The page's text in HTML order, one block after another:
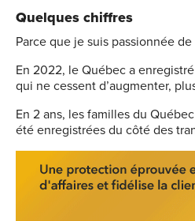
Quelques chiffres
Parce que je suis passionnée
En 2022, le Québec a
qui ne cessent d’augmenter,
​​​​​​​En 2 ans, les familles du
été enregistrées du côté des